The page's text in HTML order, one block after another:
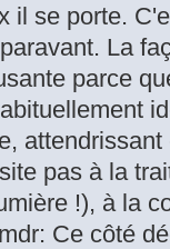
il se porte.
La
parce
pas à la
!), à la
Ce côté